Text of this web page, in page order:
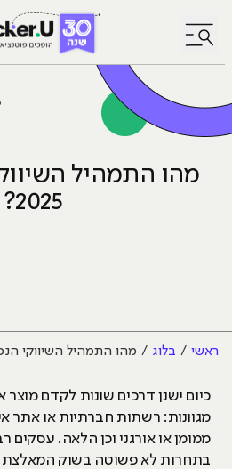
לחץ לפתיחת/סגירת תפריט
מהו התמהיל
2025?
ראשי בלוג מהו התמהיל השיווקי הנכון
כיום ישנן דרכים שונות לקדם מוצר
ממומן או אורגני וכן הלאה. עסקים
בתחרות לא פשוטה בשוק המאלצת